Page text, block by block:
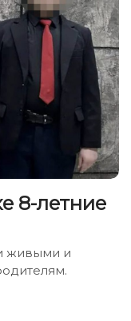
8-летние
живыми и